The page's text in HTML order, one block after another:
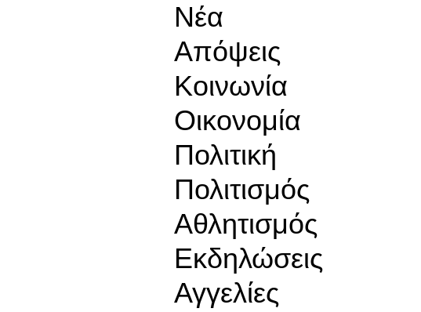
Νέα
Απόψεις
Κοινωνία
Οικονομία
Πολιτική
Πολιτισμός
Αθλητισμός
Εκδηλώσεις
Αγγελίες